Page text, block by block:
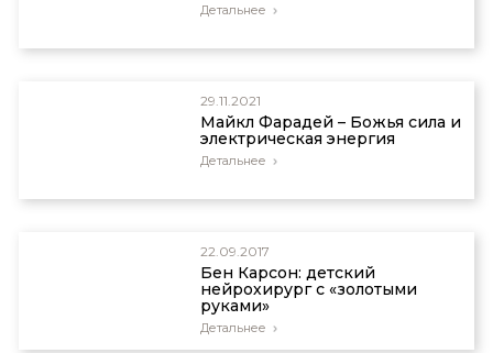
Детальнее
29.11.2021
Майкл Фарадей – Божья сила и
электрическая энергия
Детальнее
22.09.2017
Бен Карсон: детский
нейрохирург с «золотыми
руками»
Детальнее